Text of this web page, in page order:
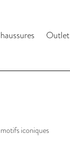
Outlet
iconiques